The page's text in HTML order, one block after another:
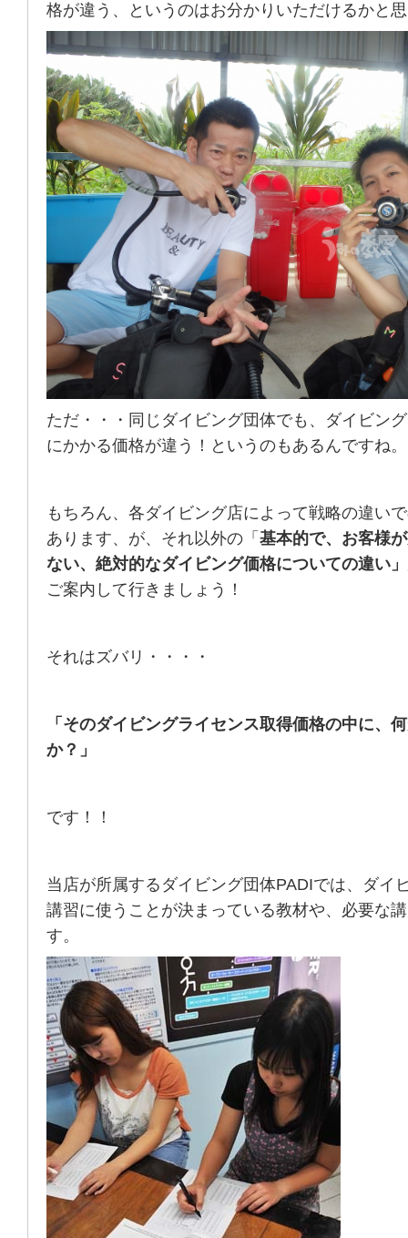
格が違う、というのはお分かりいただけるかと
ただ・・・同じダイビング団体でも、ダイビン
にかかる価格が違う！というのもあるんですね。
もちろん、各ダイビング店によって戦略の違い
あります、が、それ以外の「 基本的で、お客様
ない、絶対的なダイビング価格についての違い」
ご案内して行きましょう！
それはズバリ・・・・
「そのダイビングライセンス取得価格の中に、
か？」
です！！
当店が所属するダイビング団体PADIでは、ダイ
講習に使うことが決まっている教材や、必要な
す。